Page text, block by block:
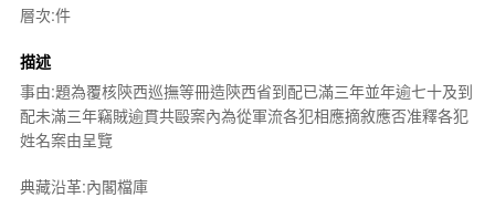
層次:件
描述
事由:題為覆核陝西巡撫等冊造陝西省到配已滿三年並年逾七十及到
配未滿三年竊賊逾貫共毆案內為從軍流各犯相應摘敘應否准釋各犯
姓名案由呈覽
典藏沿革:內閣檔庫